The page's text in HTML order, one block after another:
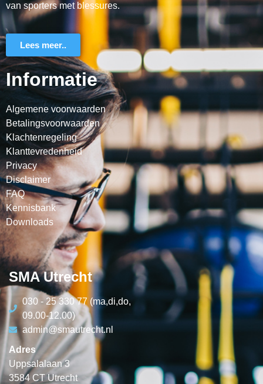
van sporters met blessures.
Lees meer..
Informatie
Algemene voorwaarden
Betalingsvoorwaarden
Klachtenregeling
Klanttevredenheid
Privacy
Disclaimer
FAQ
Kennisbank
Downloads
SMA Utrecht
030 - 25 330 77 (ma,di,do,
09.00-12.00)
admin@smautrecht.nl
Adres
Uppsalalaan 3
3584 CT Utrecht